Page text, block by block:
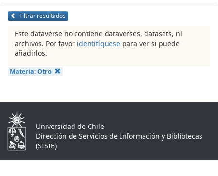
Filtrar resultados
Este dataverse no contiene dataverses, datasets, ni
archivos. Por favor identifíquese para ver si puede
añadirlos.
Materia: Otro
Universidad de Chile
Dirección de Servicios de Información y Bibliotecas
(SISIB)